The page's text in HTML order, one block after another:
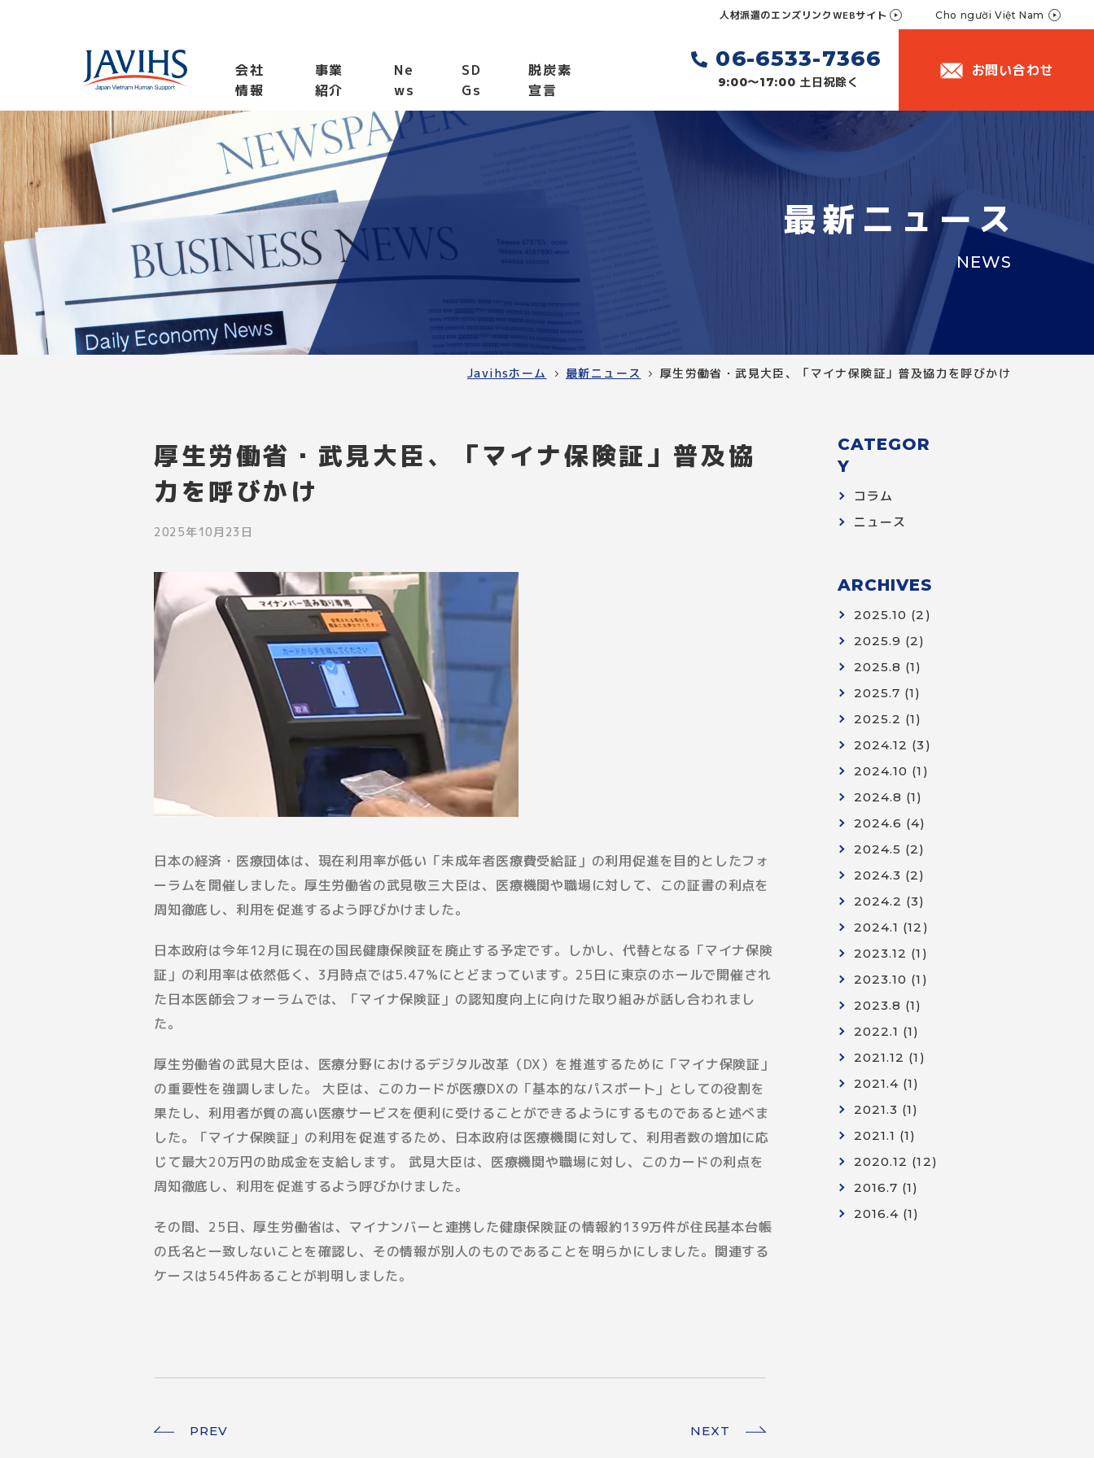
人材派遣のエンズリンクWEBサイト Cho người Việt Nam
06-6533-7366
9:00〜17:00 土日祝除く
お問い合わせ
会社
情報
事業
紹介
Ne
ws
SD
Gs
脱炭素
宣言
最新ニュース
NEWS
Javihsホーム 最新ニュース 厚生労働省・武見大臣、「マイナ保険証」普及協力を呼びかけ
厚生労働省・武見大臣、「マイナ保険証」普及協
力を呼びかけ
2025年10月23日
日本の経済・医療団体は、現在利用率が低い「未成年者医療費受給証」の利用促進を目的としたフォ
ーラムを開催しました。厚生労働省の武見敬三大臣は、医療機関や職場に対して、この証書の利点を
周知徹底し、利用を促進するよう呼びかけました。
日本政府は今年12月に現在の国民健康保険証を廃止する予定です。しかし、代替となる「マイナ保険
証」の利用率は依然低く、3月時点では5.47％にとどまっています。25日に東京のホールで開催され
た日本医師会フォーラムでは、「マイナ保険証」の認知度向上に向けた取り組みが話し合われまし
た。
厚生労働省の武見大臣は、医療分野におけるデジタル改革（DX）を推進するために「マイナ保険証」
の重要性を強調しました。 大臣は、このカードが医療DXの「基本的なパスポート」としての役割を
果たし、利用者が質の高い医療サービスを便利に受けることができるようにするものであると述べま
した。「マイナ保険証」の利用を促進するため、日本政府は医療機関に対して、利用者数の増加に応
じて最大20万円の助成金を支給します。 武見大臣は、医療機関や職場に対し、このカードの利点を
周知徹底し、利用を促進するよう呼びかけました。
その間、25日、厚生労働省は、マイナンバーと連携した健康保険証の情報約139万件が住民基本台帳
の氏名と一致しないことを確認し、その情報が別人のものであることを明らかにしました。関連する
ケースは545件あることが判明しました。
PREV NEXT
CATEGOR
Y
コラム
ニュース
ARCHIVES
2025.10 (2)
2025.9 (2)
2025.8 (1)
2025.7 (1)
2025.2 (1)
2024.12 (3)
2024.10 (1)
2024.8 (1)
2024.6 (4)
2024.5 (2)
2024.3 (2)
2024.2 (3)
2024.1 (12)
2023.12 (1)
2023.10 (1)
2023.8 (1)
2022.1 (1)
2021.12 (1)
2021.4 (1)
2021.3 (1)
2021.1 (1)
2020.12 (12)
2016.7 (1)
2016.4 (1)